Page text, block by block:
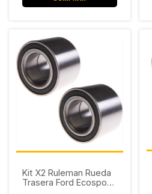
Kit X2 Ruleman Rueda
Trasera Ford Ecosport